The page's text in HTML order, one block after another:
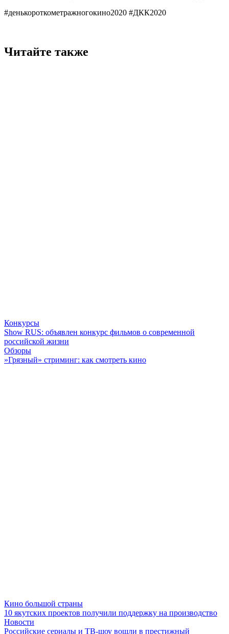
#денькороткометражногокино2020 #ДКК2020
Читайте также
Конкурсы
Show RUS: объявлен конкурс фильмов о современной
российской жизни
Обзоры
»Грязный» стриминг: как смотреть кино
Кино большой страны
10 якутских проектов получили поддержку на производство
Новости
Российские сериалы и ТВ-шоу вошли в престижный